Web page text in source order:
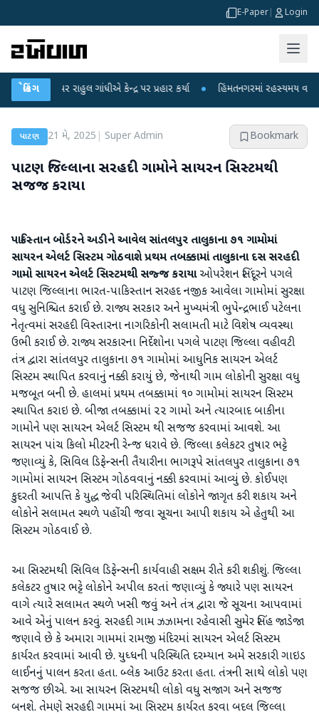
E-Paper Login
બ્રેકિંગ
પર રાહુલ ગાંધીએ કેન્દ્ર પર પ્રહાર કર્યા ● હિંમતનગરમાં રહસ્યમય વાયરસ કે
પાટણ 21 મે, 2025 Super Admin Bookmark
પાટણ જિલ્લાના સરહદી ગામોને સાયરન સિસ્ટમથી
સજજ કરાયા
પાકિસ્તાન બોર્ડરને અડીને આવેલ સાંતલપુર તાલુકાના ૭૧ ગામોમાં
સાયરન એલર્ટ સિસ્ટમ ગોઠવાશેપ્રથમ તબક્કામાં તાલુકાના દસ સરહદી
ગામો સાયરન એલર્ટ સિસ્ટમથી સજ્જ કરાયાઓપરેશન સિંદૂરને પગલે
પાટણ જિલ્લાના ભારત-પાકિસ્તાન સરહદ નજીક આવેલા ગામોમાં સુરક્ષા
વધુ સુનિશ્ચિત કરાઈ છે. રાજ્ય સરકાર અને મુખ્યમંત્રી ભુપેન્દ્રભાઈ પટેલના
નેતૃત્વમાં સરહદી વિસ્તારના નાગરિકોની સલામતી માટે વિશેષ વ્યવસ્થા
ઉભી કરાઈ છે. રાજ્ય સરકારના નિર્દેશોના પગલે પાટણ જિલ્લા વહીવટી
તંત્ર દ્વારા સાંતલપુર તાલુકાના ૭૧ ગામોમાં આધુનિક સાયરન એલર્ટ
સિસ્ટમ સ્થાપિત કરવાનું નક્કી કરાયું છે, જેનાથી ગામ લોકોની સુરક્ષા વધુ
મજબૂત બની છે. હાલમાં પ્રથમ તબક્કામાં ૧૦ ગામોમાં સાયરન સિસ્ટમ
સ્થાપિત કરાઇ છે. બીજા તબક્કામાં ૨૨ ગામો અને ત્યારબાદ બાકીના
ગામોને પણ સાયરન એલર્ટ સિસ્ટમ થી સજજ કરવામાં આવશે. આ
સાયરન પાંચ કિલો મીટરની રેન્જ ધરાવે છે. જિલ્લા કલેકટર તુષાર ભટ્ટે
જણાવ્યું કે, સિવિલ ડિફેન્સની તૈયારીના ભાગરૂપે સાંતલપુર તાલુકાના ૭૧
ગામોમાં સાયરન સિસ્ટમ ગોઠવવાનું નક્કી કરવામાં આવ્યું છે. કોઈપણ
કુદરતી આપત્તિ કે યુદ્ધ જેવી પરિસ્થિતિમાં લોકોને જાગૃત કરી શકાય અને
લોકોને સલામત સ્થળે પહોંચી જવા સૂચના આપી શકાય એ હેતુથી આ
સિસ્ટમ ગોઠવાઈ છે.
આ સિસ્ટમથી સિવિલ ડિફેન્સની કાર્યવાહી સક્ષમ રીતે કરી શકીશું. જિલ્લા
કલેકટર તુષાર ભટ્ટે લોકોને અપીલ કરતાં જણાવ્યું કે જ્યારે પણ સાયરન
વાગે ત્યારે સલામત સ્થળે ખસી જવું અને તંત્ર દ્વારા જે સૂચના આપવામાં
આવે એનું પાલન કરવું. સરહદી ગામ ઝઝામના રહેવાસી સુમેર સિંહ જાડેજા
જણાવે છે કે અમારા ગામમાં રામજી મંદિરમાં સાયરન એલર્ટ સિસ્ટમ
કાર્યરત કરવામાં આવી છે. યુધ્ધની પરિસ્થિતિ દરમ્યાન અમે સરકારી ગાઇડ
લાઈનનું પાલન કરતા હતા. બ્લેક આઉટ કરતા હતા. તંત્રની સાથે લોકો પણ
સજજ છીએ. આ સાયરન સિસ્ટમથી લોકો વધુ સજાગ અને સજજ
બનશે. તેમણે સરહદી ગામમાં આ સિસ્ટમ કાર્યરત કરવા બદલ જિલ્લા